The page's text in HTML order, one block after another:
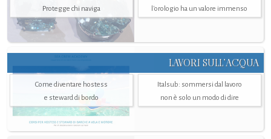
Protegge chi naviga
l'orologio ha un valore immenso
LAVORI SULL’ACQUA
Come diventare hostess
e steward di bordo
Italsub: sommersi dal lavoro
non è solo un modo di dire